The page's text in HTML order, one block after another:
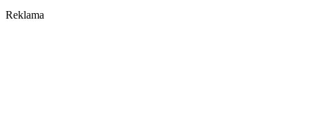
Reklama